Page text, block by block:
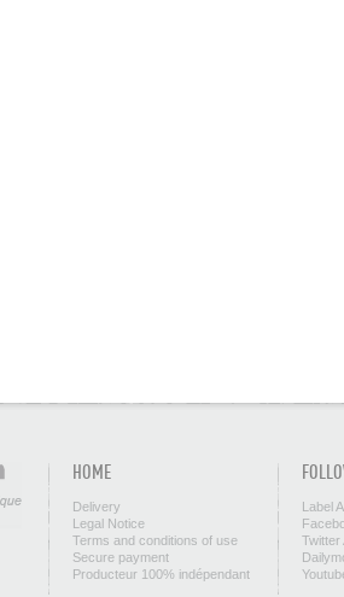
HOME
Delivery
Legal Notice
Terms and conditions of use
Secure payment
Producteur 100% indépendant
Label
Twitter